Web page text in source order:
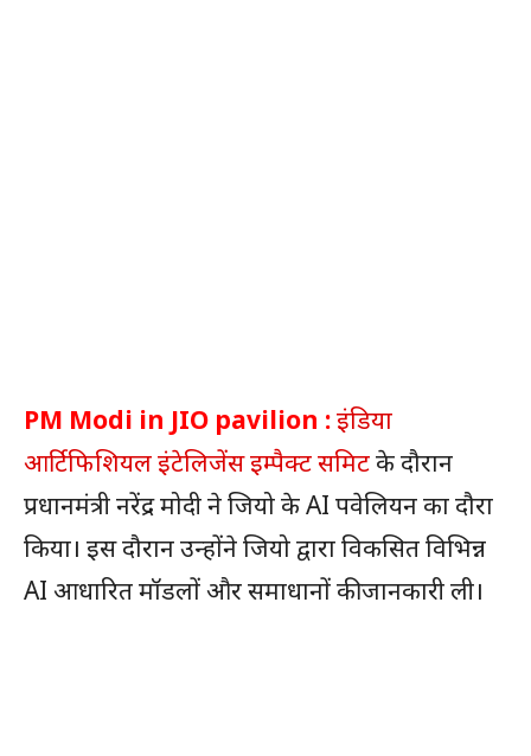
PM Modi in JIO pavilion :इंडिया
आर्टिफिशियल इंटेलिजेंस इम्पैक्ट समिटके दौरान
प्रधानमंत्री नरेंद्र मोदी ने जियो के AI पवेलियन का दौरा
किया। इस दौरान उन्होंने जियो द्वारा विकसित विभिन्न
AI आधारित मॉडलों और समाधानों की जानकारी ली।